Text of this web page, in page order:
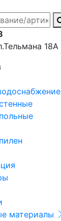
18А
материалы